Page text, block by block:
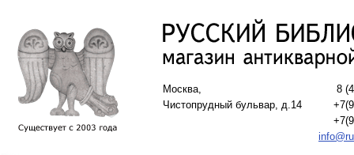
Москва,
Чистопрудный бульвар, д.14
8